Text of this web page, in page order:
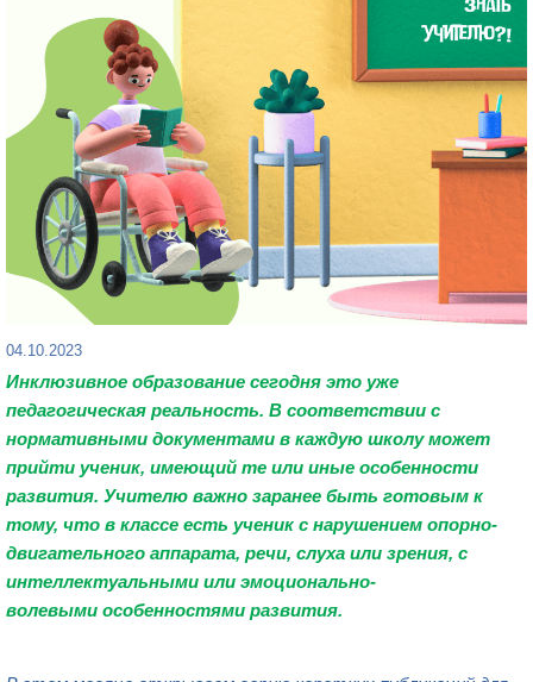
04.10.2023
Инклюзивное образование сегодня это уже
педагогическая реальность. В соответствии с
нормативными документами в каждую школу может
прийти ученик, имеющий те или иные особенности
развития. Учителю важно заранее быть готовым к
тому, что в классе есть ученик с нарушением опорно-
двигательного аппарата, речи, слуха или зрения, с
интеллектуальными или эмоционально-
волевыми особенностями развития.